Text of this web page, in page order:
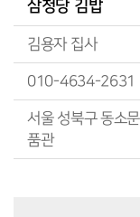
삼청당 김밥
김용자 집사
010-4634-2631
서울 성북구 동소
품관